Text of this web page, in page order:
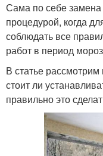
Сама по себе замена
процедурой, когда
соблюдать все
работ в период
В статье
стоит ли
правильно это